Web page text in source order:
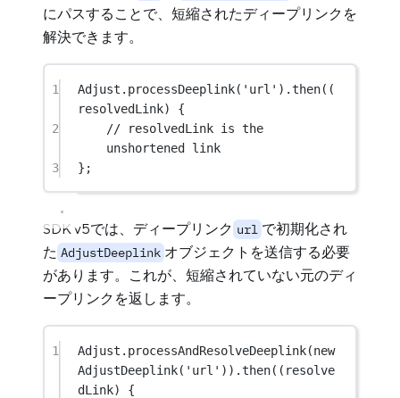
にパスすることで、短縮されたディープリンクを
解決できます。
1 Adjust . processDeeplink( 'url' ).then((
resolvedLink) {
2
// resolvedLink is the
unshortened link
3
};
SDK v5では、ディープリンク url で初期化され
た AdjustDeeplink オブジェクトを送信する必要
があります。これが、短縮されていない元のディ
ープリンクを返します。
1 Adjust . processAndResolveDeeplink(new
AdjustDeeplink( 'url' )).then((resolve
dLink) {